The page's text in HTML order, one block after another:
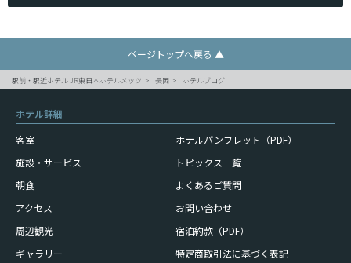
ページトップへ戻る ▲
駅前・駅近ホテル JR東日本ホテルメッツ 長岡 ホテルブログ
ホテル詳細
客室
施設・サービス
朝食
アクセス
周辺観光
ギャラリー
ホテルパンフレット（PDF）
トピックス一覧
よくあるご質問
お問い合わせ
宿泊約款（PDF）
特定商取引法に基づく表記